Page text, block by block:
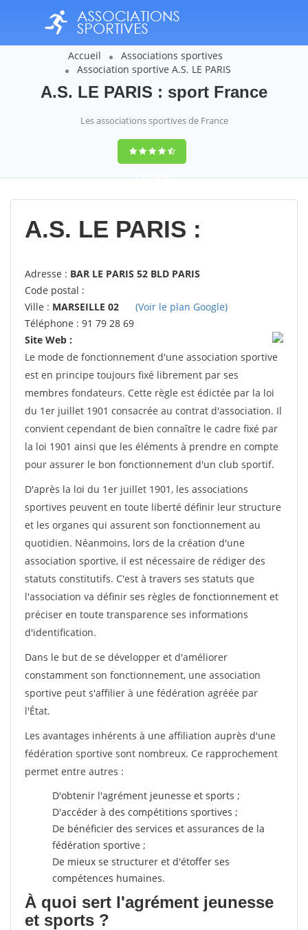
Accueil
Associations sportives
Association sportive A.S. LE PARIS
A.S. LE PARIS : sport France
Les associations sportives de France
9,4(100%)
14358votes
A.S. LE PARIS :
Adresse : BAR LE PARIS 52 BLD PARIS
Code postal :
Ville : MARSEILLE 02
(Voir le plan Google)
Téléphone : 91 79 28 69
Site Web :
Le mode de fonctionnement d'une association sportive
est en principe toujours fixé librement par ses
membres fondateurs. Cette règle est édictée par la loi
du 1er juillet 1901 consacrée au contrat d'association. Il
convient cependant de bien connaître le cadre fixé par
la loi 1901 ainsi que les éléments à prendre en compte
pour assurer le bon fonctionnement d'un club sportif.
D'après la loi du 1er juillet 1901, les associations
sportives peuvent en toute liberté définir leur structure
et les organes qui assurent son fonctionnement au
quotidien. Néanmoins, lors de la création d'une
association sportive, il est nécessaire de rédiger des
statuts constitutifs. C'est à travers ses statuts que
l'association va définir ses règles de fonctionnement et
préciser en toute transparence ses informations
d'identification.
Dans le but de se développer et d'améliorer
constamment son fonctionnement, une association
sportive peut s'affilier à une fédération agréée par
l'État.
Les avantages inhérents à une affiliation auprès d'une
fédération sportive sont nombreux. Ce rapprochement
permet entre autres :
D'obtenir l'agrément jeunesse et sports ;
D'accéder à des compétitions sportives ;
De bénéficier des services et assurances de la
fédération sportive ;
De mieux se structurer et d'étoffer ses
compétences humaines.
À quoi sert l'agrément jeunesse
et sports ?